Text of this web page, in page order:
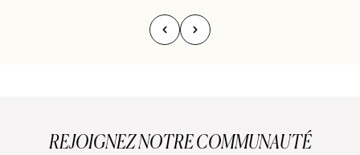
REJOIGNEZ NOTRE COMMUNAUTÉ